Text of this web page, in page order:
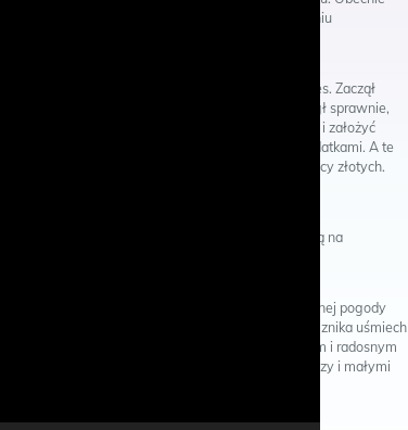
za młodszą siostrą, co przy dziecięcym porażeniu
jeszcze nie mówi, ale i w tym zakresie widać progres. Zaczął
i pojawiła się szansa, że w przyszłości będzie mógł sprawnie,
funkcjonować. Uczyć się, pracować, studiować i założyć
Każdy kolejny krok wiąże się jednak z kolejnymi wydatkami. A te
należy liczyć w dziesiątkach, a nawet setkach tysięcy złotych.
możesz pomóc również przez wpłatę bezpośrednią na
synek, to niesamowita iskierka, pełna radości i ogromnej pogody
opowiadają rodzice. Krzysiowi praktycznie nigdy nie znika uśmiech
jest ciekawy świata i ludzi. Jest bardzo otwartym i radosnym
To również mały „tytan pracy”, każdego dnia walczy i małymi